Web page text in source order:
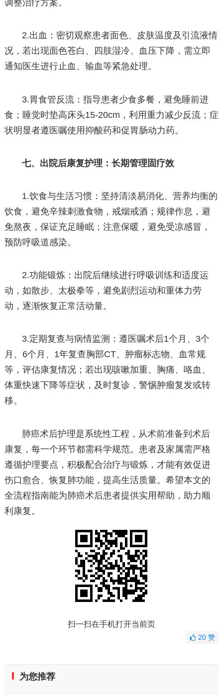
调整治疗方案。
2.出血：密切观察患者面色、皮肤温度及引流液情
况，若出现面色苍白、四肢湿冷、血压下降，需立即
通知医生进行止血、输血等紧急处理。
3.胃食管反流：指导患者少食多餐，避免睡前进
食；睡觉时垫高床头15-20cm，利用重力减少反流；症
状明显者遵医嘱使用抑酸药和促胃肠动力药。
七、出院后康复护理：长期管理固疗效
1.饮食与生活习惯：坚持清淡易消化、营养均衡的
饮食，避免辛辣刺激食物，戒烟戒酒；规律作息，避
免熬夜，保证充足睡眠；注意保暖，避免受凉感冒，
预防呼吸道感染。
2.功能锻炼：出院后继续进行呼吸训练和适度运
动，如散步、太极拳等，避免剧烈运动和重体力劳
动，逐渐恢复正常活动量。
3.定期复查与病情监测：遵医嘱术后1个月、3个
月、6个月、1年复查胸部CT、肿瘤标志物、血常规
等，评估康复情况；若出现咳嗽加重、胸痛、咯血、
体重快速下降等症状，及时复诊，警惕肿瘤复发或转
移。
肺癌术后护理是系统性工程，从术前准备到术后
康复，每一个环节都需科学规范。患者及家属需严格
遵循护理要点，积极配合治疗与锻炼，才能有效促进
伤口愈合、恢复肺功能，提高生活质量。希望本文的
全流程指南能为肺癌术后患者提供实用帮助，助力顺
利康复。
扫一扫在手机打开当前页
20赞
为您推荐